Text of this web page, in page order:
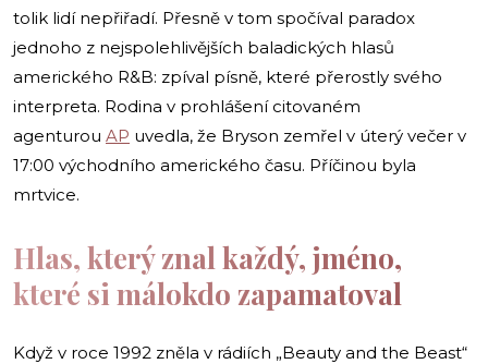
tolik lidí nepřiřadí. Přesně v tom spočíval paradox
jednoho z nejspolehlivějších baladických hlasů
amerického R&B: zpíval písně, které přerostly svého
interpreta. Rodina v prohlášení citovaném
agenturou AP uvedla, že Bryson zemřel v úterý večer v
17:00 východního amerického času. Příčinou byla
mrtvice.
Hlas, který znal každý, jméno,
které si málokdo zapamatoval
Když v roce 1992 zněla v rádiích „Beauty and the Beast“